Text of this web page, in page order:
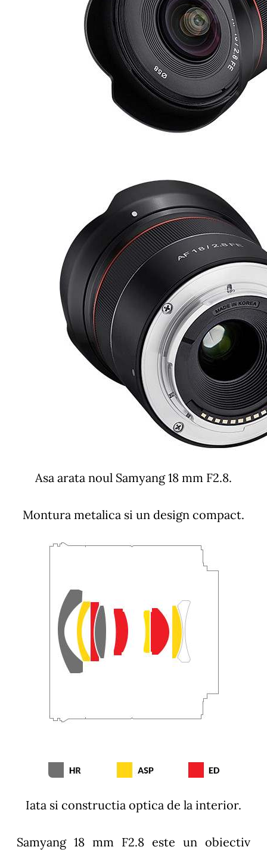
Asa arata noul Samyang 18 mm F2.8.
Montura metalica si un design compact.
Iata si constructia optica de la interior.
Samyang 18 mm F2.8 este un obiectiv